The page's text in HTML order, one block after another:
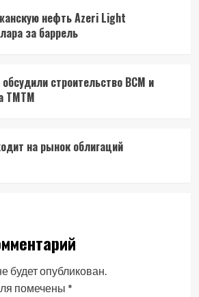
нефть Azeri Light
за баррель
обсудили строительство ВСМ и
ТМТМ
на рынок облигаций
будет опубликован.
помечены *